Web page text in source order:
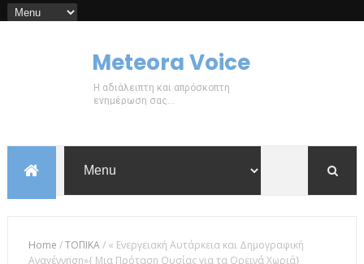
Meteora Voice
Η αδιάλειπτη και απρόσκοπτη
ενημέρωση σας...
Home /ΤΟΠΙΚΑ/ « Ενεργειακή Αυτάρκεια και Δημογραφική
Αναγέννηση»{ Μια Πρόταση Ουσίας για τα Ορεινά Χωριά}